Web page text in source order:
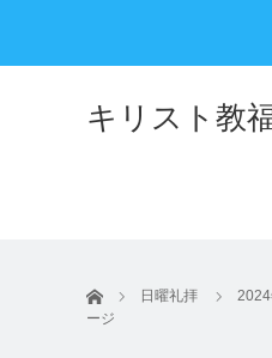
キリスト教
ホーム 日曜礼拝
ージ